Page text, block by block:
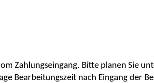
Zahlungseingang. Bitte planen Sie
Bearbeitungszeit nach Eingang der